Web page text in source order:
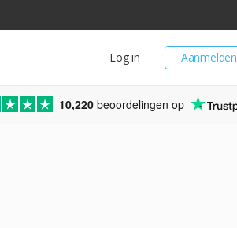
Aanmelden
Log in
10,220 beoordelingen op